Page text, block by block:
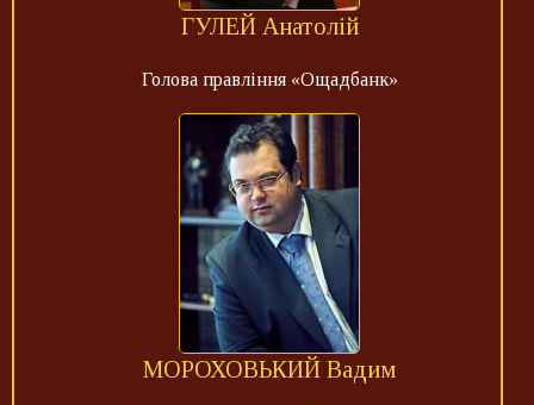
ГУЛЕЙ Анатолій
Голова правління «Ощадбанк»
МОРОХОВЬКИЙ Вадим